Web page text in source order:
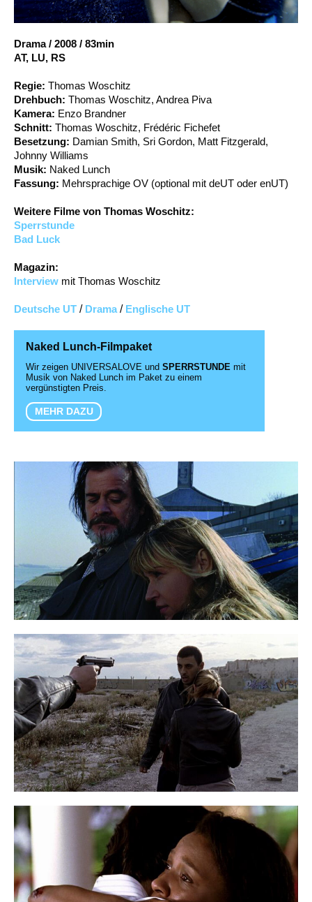
Account
Drama / 2008 / 83min
AT, LU, RS
Regie: Thomas Woschitz
Drehbuch: Thomas Woschitz, Andrea Piva
Kamera: Enzo Brandner
Schnitt: Thomas Woschitz, Frédéric Fichefet
Besetzung: Damian Smith, Sri Gordon, Matt Fitzgerald,
Johnny Williams
Musik: Naked Lunch
Fassung: Mehrsprachige OV (optional mit deUT oder enUT)
Weitere Filme von Thomas Woschitz:
Sperrstunde
Bad Luck
Magazin:
Interview mit Thomas Woschitz
Deutsche UT / Drama / Englische UT
Naked Lunch-Filmpaket
Wir zeigen UNIVERSALOVE und SPERRSTUNDE mit
Musik von Naked Lunch im Paket zu einem
vergünstigten Preis.
MEHR DAZU